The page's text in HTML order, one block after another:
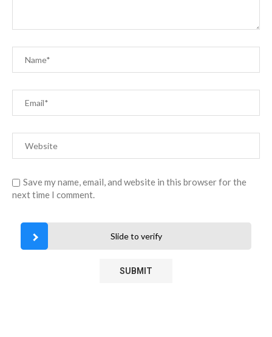
Save my name, email, and website in this browser for the
next time I comment.
Slide to verify